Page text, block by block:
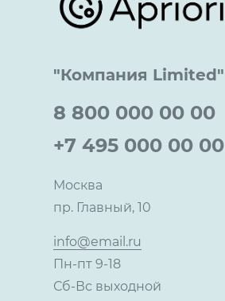
"Компания Limited"
8 800 000 00 00
+7 495 000 00 00
Москва
пр. Главный, 10
info@email.ru
Пн-пт 9-18
Сб-Вс выходной